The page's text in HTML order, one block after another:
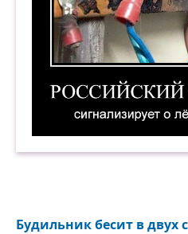
Будильник бесит в двух